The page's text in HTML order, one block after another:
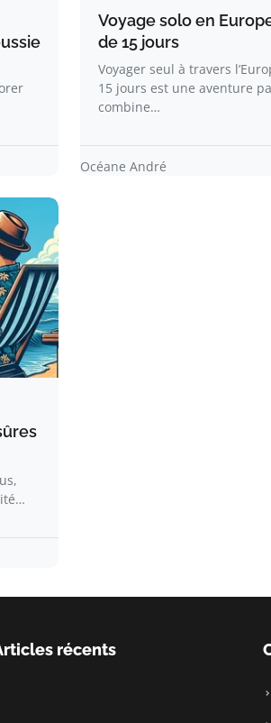
Voyage solo en
de 15 jours​
Voyager seul à travers
15 jours est une aventure
combine…
Océane André
récents